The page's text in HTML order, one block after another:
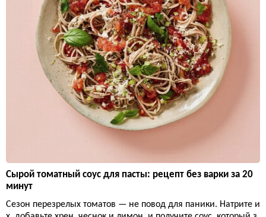
Сырой томатный соус для пасты: рецепт без варки за 20
минут
Сезон перезрелых томатов — не повод для паники. Натрите и